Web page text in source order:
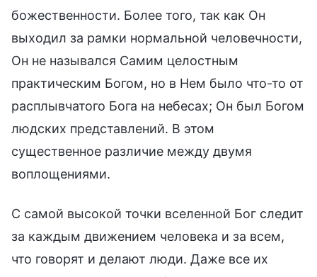
божественности. Более того, так как Он
выходил за рамки нормальной человечности,
Он не назывался Самим целостным
практическим Богом, но в Нем было что-то от
расплывчатого Бога на небесах; Он был Богом
людских представлений. В этом
существенное различие между двумя
воплощениями.
С самой высокой точки вселенной Бог следит
за каждым движением человека и за всем,
что говорят и делают люди. Даже все их